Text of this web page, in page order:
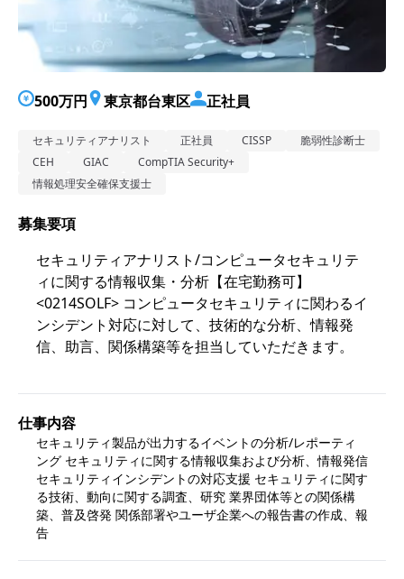
500万円 東京都台東区 正社員
セキュリティアナリスト 正社員 CISSP
脆弱性診断士
CEH
GIAC
CompTIA Security+
情報処理安全確保支援士
募集要項
セキュリティアナリスト/コンピュータセキュリテ
ィに関する情報収集・分析【在宅勤務可】
<0214SOLF> コンピュータセキュリティに関わるイ
ンシデント対応に対して、技術的な分析、情報発
信、助言、関係構築等を担当していただきます。
仕事内容
セキュリティ製品が出力するイベントの分析/レポーティ
ング セキュリティに関する情報収集および分析、情報発信
セキュリティインシデントの対応支援 セキュリティに関す
る技術、動向に関する調査、研究 業界団体等との関係構
築、普及啓発 関係部署やユーザ企業への報告書の作成、報
告